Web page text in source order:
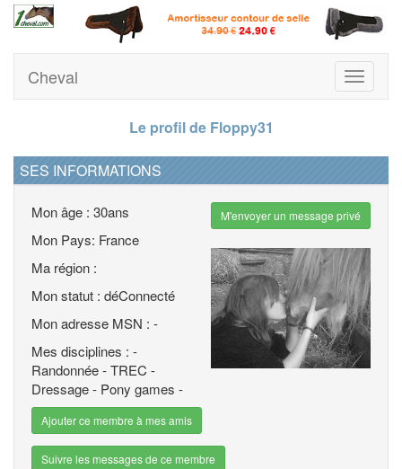
Toggle
Cheval
Le profil de Floppy31
SES INFORMATIONS
Mon âge : 30ans
Mon Pays: France
Ma région :
Mon statut : déConnecté
Mon adresse MSN : -
Mes disciplines : -
Randonnée - TREC -
Dressage - Pony games -
Ajouter ce membre à mes amis
Suivre les messages de ce membre
M'envoyer un message privé